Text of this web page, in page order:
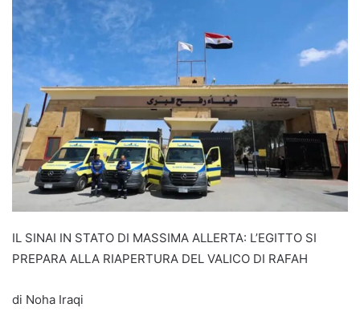
IL SINAI IN STATO DI MASSIMA ALLERTA: L’EGITTO SI
PREPARA ALLA RIAPERTURA DEL VALICO DI RAFAH
di Noha Iraqi